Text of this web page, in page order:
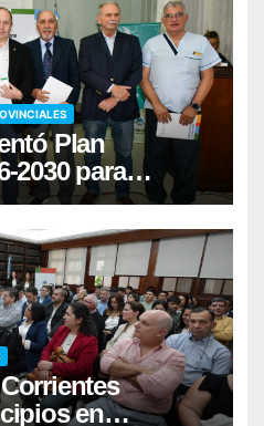
Plan
2030 para
de órganos
en